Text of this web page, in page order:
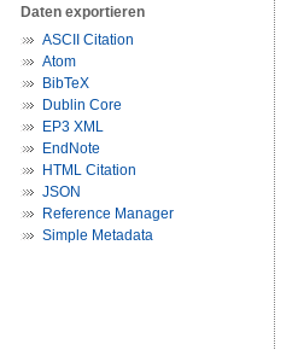
Daten exportieren
ASCII Citation
Atom
BibTeX
Dublin Core
EP3 XML
EndNote
HTML Citation
JSON
Reference Manager
Simple Metadata